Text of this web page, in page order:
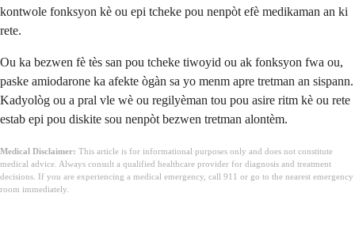
kontwole fonksyon kè ou epi tcheke pou nenpòt efè medikaman an ki
rete.
Ou ka bezwen fè tès san pou tcheke tiwoyid ou ak fonksyon fwa ou,
paske amiodarone ka afekte ògàn sa yo menm apre tretman an sispann.
Kadyològ ou a pral vle wè ou regilyèman tou pou asire ritm kè ou rete
estab epi pou diskite sou nenpòt bezwen tretman alontèm.
Medical Disclaimer: This article is for informational purposes only and does not constitute
medical advice. Always consult a qualified healthcare provider for diagnosis and treatment
decisions. If you are experiencing a medical emergency, call 911 or go to the nearest emergency
room immediately.